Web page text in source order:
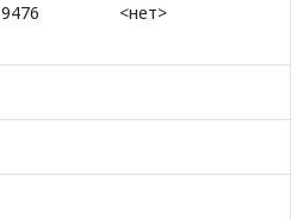
9476 <нет>